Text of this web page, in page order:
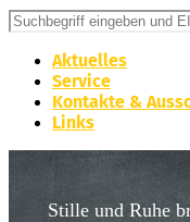
Aktuelles
Service
Kontakte &
Links
Stille und Ruhe